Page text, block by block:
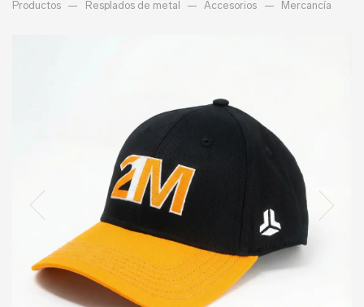
Productos Resplados de metal Accesorios Mercancía